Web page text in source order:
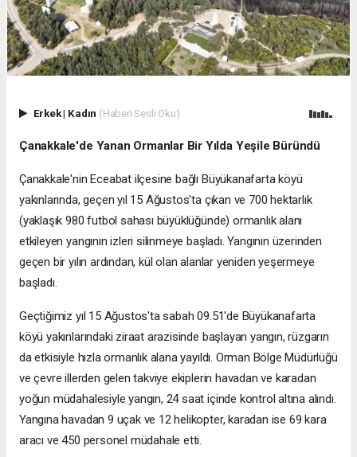
Erkek| Kadın (Haberi Sesli Oku)
Çanakkale'de Yanan Ormanlar Bir Yılda Yeşile Büründü
Çanakkale'nin Eceabat ilçesine bağlı Büyükanafarta köyü
yakınlarında, geçen yıl 15 Ağustos'ta çıkan ve 700 hektarlık
(yaklaşık 980 futbol sahası büyüklüğünde) ormanlık alanı
etkileyen yangının izleri silinmeye başladı. Yangının üzerinden
geçen bir yılın ardından, kül olan alanlar yeniden yeşermeye
başladı.
Geçtiğimiz yıl 15 Ağustos'ta sabah 09.51'de Büyükanafarta
köyü yakınlarındaki ziraat arazisinde başlayan yangın, rüzgarın
da etkisiyle hızla ormanlık alana yayıldı. Orman Bölge Müdürlüğü
ve çevre illerden gelen takviye ekiplerin havadan ve karadan
yoğun müdahalesiyle yangın, 24 saat içinde kontrol altına alındı.
Yangına havadan 9 uçak ve 12 helikopter, karadan ise 69 kara
aracı ve 450 personel müdahale etti.